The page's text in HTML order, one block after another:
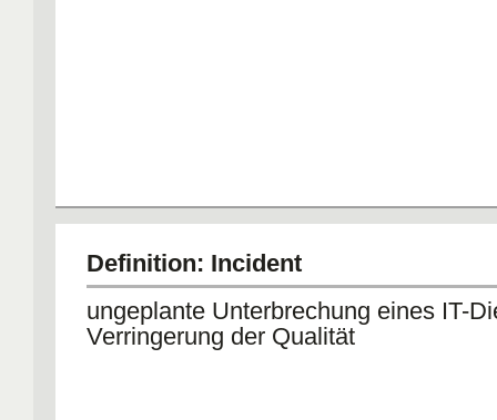
Definition: Incident
ungeplante Unterbrechung eines IT-
Verringerung der Qualität